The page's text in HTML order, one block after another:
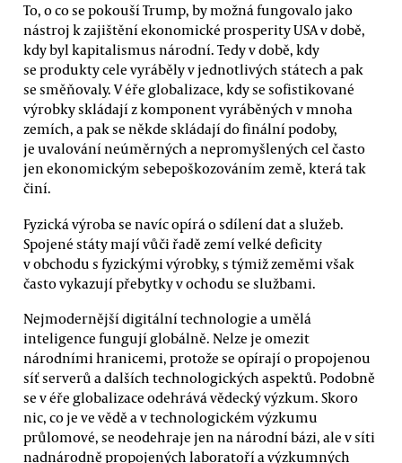
To, o co se pokouší Trump, by možná fungovalo jako
nástroj k zajištění ekonomické prosperity USA v době,
kdy byl kapitalismus národní. Tedy v době, kdy
se produkty cele vyráběly v jednotlivých státech a pak
se směňovaly. V éře globalizace, kdy se sofistikované
výrobky skládají z komponent vyráběných v mnoha
zemích, a pak se někde skládají do finální podoby,
je uvalování neúměrných a nepromyšlených cel často
jen ekonomickým sebepoškozováním země, která tak
činí.
Fyzická výroba se navíc opírá o sdílení dat a služeb.
Spojené státy mají vůči řadě zemí velké deficity
v obchodu s fyzickými výrobky, s týmiž zeměmi však
často vykazují přebytky v ochodu se službami.
Nejmodernější digitální technologie a umělá
inteligence fungují globálně. Nelze je omezit
národními hranicemi, protože se opírají o propojenou
síť serverů a dalších technologických aspektů. Podobně
se v éře globalizace odehrává vědecký výzkum. Skoro
nic, co je ve vědě a v technologickém výzkumu
průlomové, se neodehraje jen na národní bázi, ale v síti
nadnárodně propojených laboratoří a výzkumných